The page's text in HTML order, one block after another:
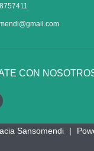
CON
Sansomendi |